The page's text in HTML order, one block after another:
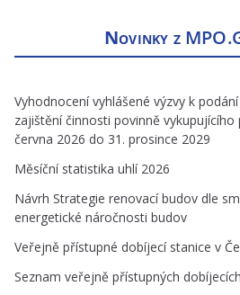
Novinky z
Vyhodnocení vyhlášené výzvy k
zajištění činnosti povinně vykupujícího
června 2026 do 31. prosince 2029
Měsíční statistika uhlí 2026
Návrh Strategie renovací budov dle
energetické náročnosti budov
Veřejně přístupné dobíjecí stanice v
Seznam veřejně přístupných